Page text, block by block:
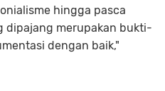
hingga pasca
dipajang merupakan bukti-
dengan baik,"